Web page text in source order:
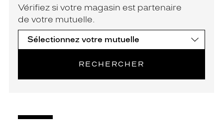
Vérifiez si votre magasin est partenaire
de votre mutuelle.
RECHERCHER